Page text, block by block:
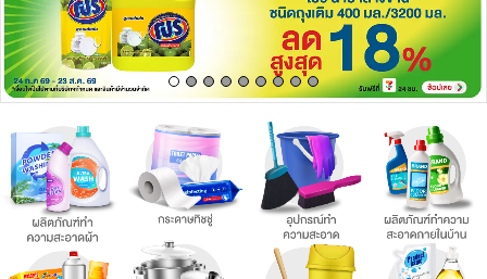
เครื่องดื่มและผงชงดื่ม
เครื่องปรุงรสและของแห้ง
ขนมขบเคี้ยว และช็อคโกแลต
อาหารสด ผัก ผลไม้และเบเกอรี่
มือถือ
พระเครื่อง test pop